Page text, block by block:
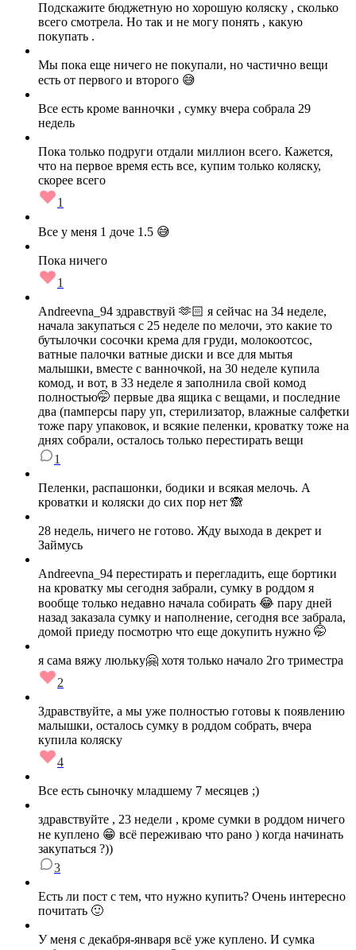
Подскажите бюджетную но хорошую коляску , сколько
всего смотрела. Но так и не могу понять , какую
покупать .
Мы пока еще ничего не покупали, но частично вещи
есть от первого и второго 😅
Все есть кроме ванночки , сумку вчера собрала 29
недель
Пока только подруги отдали миллион всего. Кажется,
что на первое время есть все, купим только коляску,
скорее всего
1
Все у меня 1 доче 1.5 😅
Пока ничего
1
Andreevna_94 здравствуй 🫶🏻 я сейчас на 34 неделе,
начала закупаться с 25 неделе по мелочи, это какие то
бутылочки сосочки крема для груди, молокоотсос,
ватные палочки ватные диски и все для мытья
малышки, вместе с ванночкой, на 30 неделе купила
комод, и вот, в 33 неделе я заполнила свой комод
полностью🤭 первые два ящика с вещами, и последние
два (памперсы пару уп, стерилизатор, влажные салфетки
тоже пару упаковок, и всякие пеленки, кроватку тоже на
днях собрали, осталось только перестирать вещи
1
Пеленки, распашонки, бодики и всякая мелочь. А
кроватки и коляски до сих пор нет 🙈
28 недель, ничего не готово. Жду выхода в декрет и
Займусь
Andreevna_94 перестирать и перегладить, еще бортики
на кроватку мы сегодня забрали, сумку в роддом я
вообще только недавно начала собирать 😂 пару дней
назад заказала сумку и наполнение, сегодня все забрала,
домой приеду посмотрю что еще докупить нужно 🤭
я сама вяжу люльку🤗 хотя только начало 2го триместра
2
Здравствуйте, а мы уже полностью готовы к появлению
малышки, осталось сумку в роддом собрать, вчера
купила коляску
4
Все есть сыночку младшему 7 месяцев ;)
здравствуйте , 23 недели , кроме сумки в роддом ничего
не куплено 😁 всё переживаю что рано ) когда начинать
закупаться ?))
3
Есть ли пост с тем, что нужно купить? Очень интересно
почитать 🙂
У меня с декабря-января всё уже куплено. И сумка